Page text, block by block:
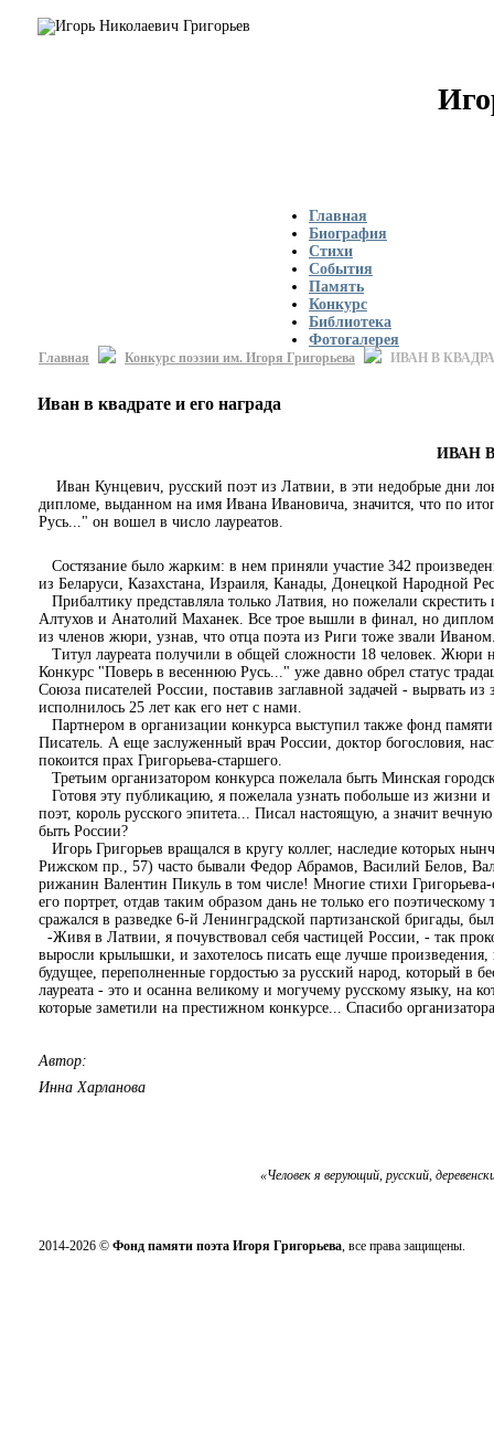
Главная
Биография
Стихи
События
Память
Конкурс
Библиотека
Фотогалерея
Главная Конкурс поэзии им. Игоря Григорьева ИВАН В
Иван в квадрате и его награда
ИВАН
Иван Кунцевич, русский поэт из Латвии, в эти недобрые дни
дипломе, выданном на имя Ивана Ивановича, значится, что по
Русь..." он вошел в число лауреатов.
Состязание было жарким: в нем приняли участие 342
из Беларуси, Казахстана, Израиля, Канады, Донецкой Народной
Прибалтику представляла только Латвия, но пожелали
Алтухов и Анатолий Маханек. Все трое вышли в финал, но
из членов жюри, узнав, что отца поэта из Риги тоже звали
Титул лауреата получили в общей сложности 18 человек. Жюри
Конкурс "Поверь в весеннюю Русь..." уже давно обрел статус
Союза писателей России, поставив заглавной задачей - вырвать
исполнилось 25 лет как его нет с нами.
Партнером в организации конкурса выступил также фонд
Писатель. А еще заслуженный врач России, доктор богословия,
покоится прах Григорьева-старшего.
Третьим организатором конкурса пожелала быть Минская
Готовя эту публикацию, я пожелала узнать побольше из жизни и
поэт, король русского эпитета... Писал настоящую, а значит
быть России?
Игорь Григорьев вращался в кругу коллег, наследие которых
Рижском пр., 57) часто бывали Федор Абрамов, Василий Белов,
рижанин Валентин Пикуль в том числе! Многие стихи
его портрет, отдав таким образом дань не только его
сражался в разведке 6-й Ленинградской партизанской бригады,
-Живя в Латвии, я почувствовал себя частицей России, - так
выросли крылышки, и захотелось писать еще лучше
будущее, переполненные гордостью за русский народ, который
лауреата - это и осанна великому и могучему русскому языку, на
которые заметили на престижном конкурсе... Спасибо
Автор:
Инна Харланова
«Человек я верующий, русский,
2014-2026 © Фонд памяти поэта Игоря Григорьева, все права защищены.